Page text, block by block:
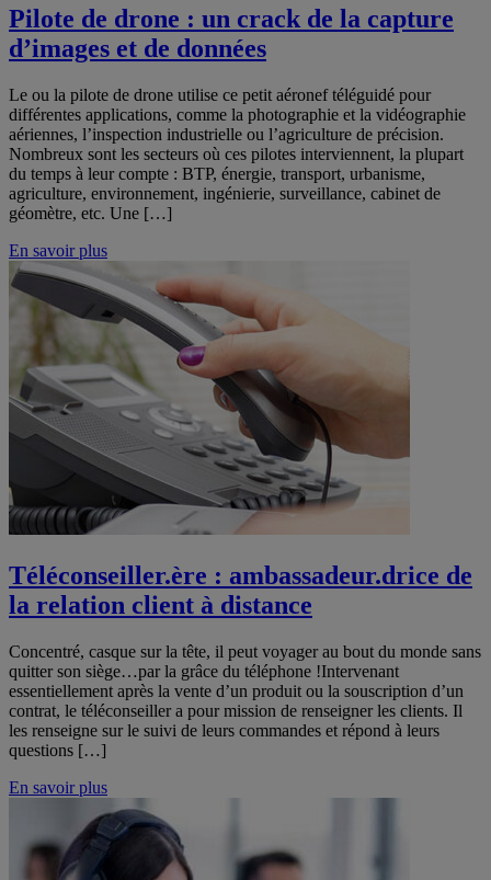
Pilote de drone : un crack de la capture
d’images et de données
Le ou la pilote de drone utilise ce petit aéronef téléguidé pour
différentes applications, comme la photographie et la vidéographie
aériennes, l’inspection industrielle ou l’agriculture de précision.
Nombreux sont les secteurs où ces pilotes interviennent, la plupart
du temps à leur compte : BTP, énergie, transport, urbanisme,
agriculture, environnement, ingénierie, surveillance, cabinet de
géomètre, etc. Une […]
En savoir plus
Téléconseiller.ère : ambassadeur.drice de
la relation client à distance
Concentré, casque sur la tête, il peut voyager au bout du monde sans
quitter son siège…par la grâce du téléphone !Intervenant
essentiellement après la vente d’un produit ou la souscription d’un
contrat, le téléconseiller a pour mission de renseigner les clients. Il
les renseigne sur le suivi de leurs commandes et répond à leurs
questions […]
En savoir plus